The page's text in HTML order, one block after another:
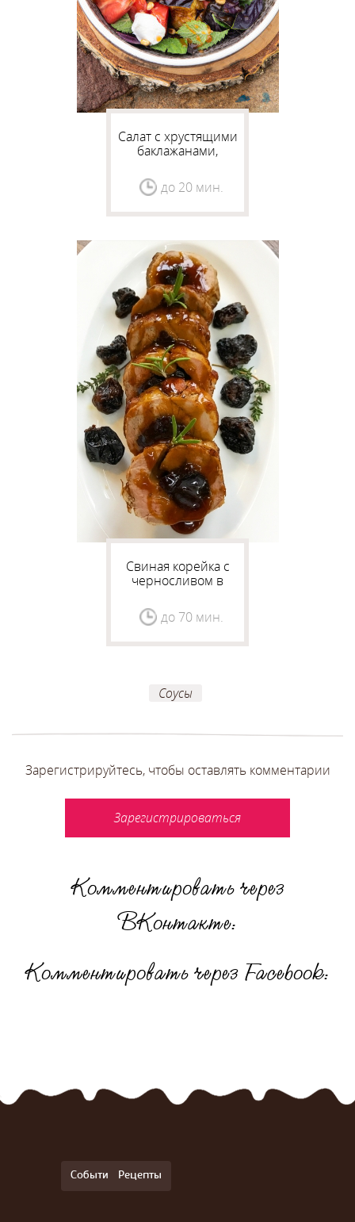
Соусы
Салат с хрустящими
баклажанами,
творожным сыром
до 20 мин.
Свиная корейка с
черносливом в
сладком соусе
до 70 мин.
Зарегистрируйтесь, чтобы оставлять комментарии
Зарегистрироваться
Комментировать через
ВКонтакте:
Комментировать через Facebook:
События Рецепты